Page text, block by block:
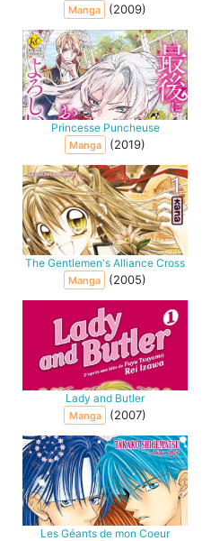
Manga (2009)
Princesse Puncheuse
Manga (2019)
The Gentlemen's Alliance Cross
Manga (2005)
Lady and Butler
Manga (2007)
Les Géants de mon Coeur